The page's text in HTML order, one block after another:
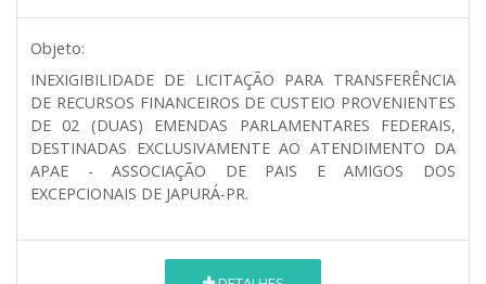
Objeto:
INEXIGIBILIDADE DE LICITAÇÃO PARA TRANSFERÊNCIA
DE RECURSOS FINANCEIROS DE CUSTEIO PROVENIENTES
DE 02 (DUAS) EMENDAS PARLAMENTARES FEDERAIS,
DESTINADAS EXCLUSIVAMENTE AO ATENDIMENTO DA
APAE - ASSOCIAÇÃO DE PAIS E AMIGOS DOS
EXCEPCIONAIS DE JAPURÁ-PR.